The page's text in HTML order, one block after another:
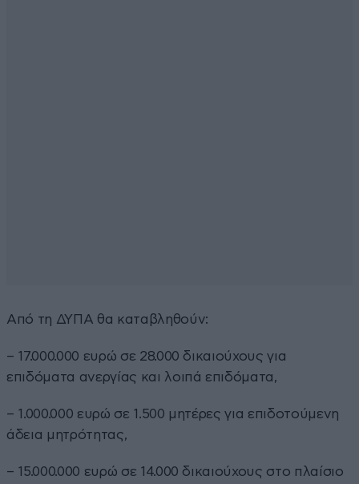
Από τη ΔΥΠΑ θα καταβληθούν:
– 17.000.000 ευρώ σε 28.000 δικαιούχους για
επιδόματα ανεργίας και λοιπά επιδόματα,
– 1.000.000 ευρώ σε 1.500 μητέρες για επιδοτούμενη
άδεια μητρότητας,
– 15.000.000 ευρώ σε 14.000 δικαιούχους στο πλαίσιο